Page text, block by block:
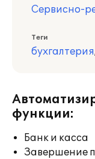
Сервисно-
Теги
бухгалтерия
функции:
Банк и касса
Завершение